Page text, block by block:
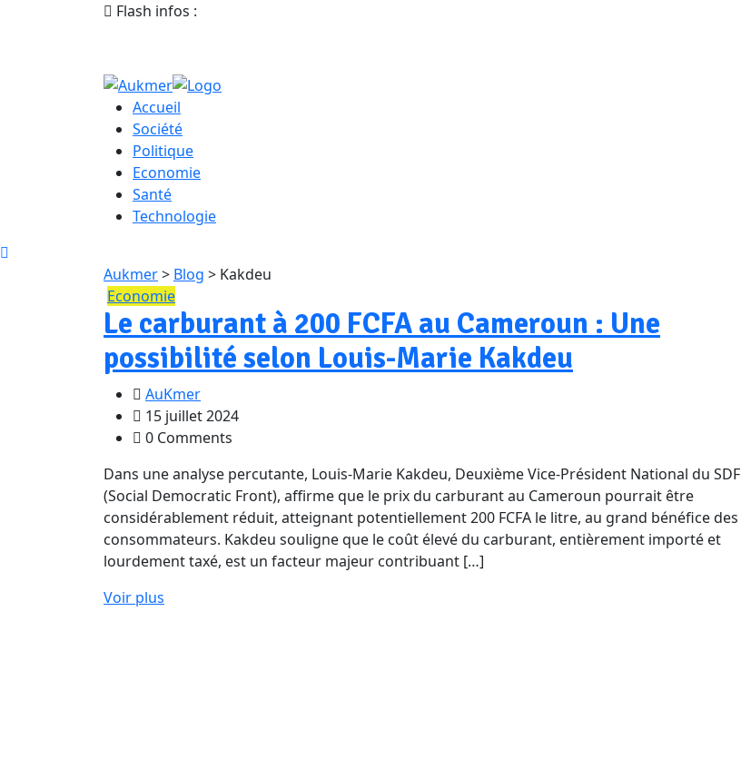
Flash infos :
Accueil
Société
Politique
Economie
Santé
Technologie
Aukmer> Blog > Kakdeu
Economie
Le carburant à 200 FCFA au Cameroun : Une
possibilité selon Louis-Marie Kakdeu
AuKmer
15 juillet 2024
0 Comments
Dans une analyse percutante, Louis-Marie Kakdeu, Deuxième Vice-Président National du SDF
(Social Democratic Front), affirme que le prix du carburant au Cameroun pourrait être
considérablement réduit, atteignant potentiellement 200 FCFA le litre, au grand bénéfice des
consommateurs. Kakdeu souligne que le coût élevé du carburant, entièrement importé et
lourdement taxé, est un facteur majeur contribuant […]
Voir plus